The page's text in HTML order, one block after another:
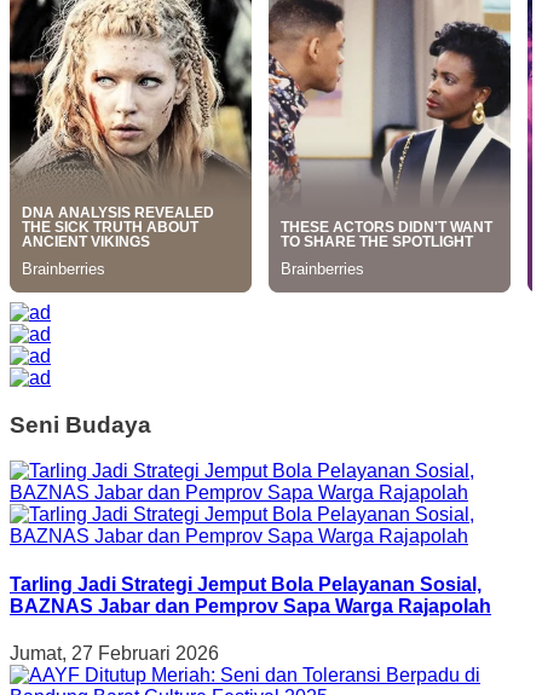
Seni Budaya
Tarling Jadi Strategi Jemput Bola Pelayanan Sosial,
BAZNAS Jabar dan Pemprov Sapa Warga Rajapolah
Jumat, 27 Februari 2026